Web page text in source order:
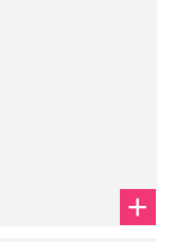
+